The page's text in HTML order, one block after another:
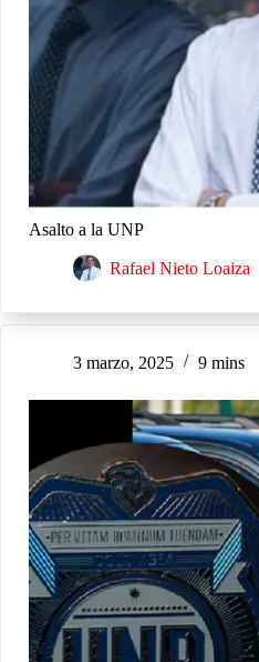
Asalto a la UNP
Rafael Nieto Loaiza
3 marzo, 2025 9 mins